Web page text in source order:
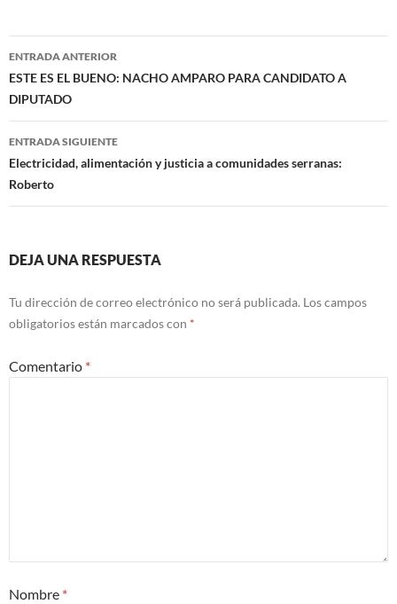
Navegación
de
entradas
ENTRADA ANTERIOR
ESTE ES EL BUENO: NACHO AMPARO PARA CANDIDATO A
DIPUTADO
ENTRADA SIGUIENTE
Electricidad, alimentación y justicia a comunidades serranas:
Roberto
DEJA UNA RESPUESTA
Tu dirección de correo electrónico no será publicada. Los campos
obligatorios están marcados con *
Comentario *
Nombre *